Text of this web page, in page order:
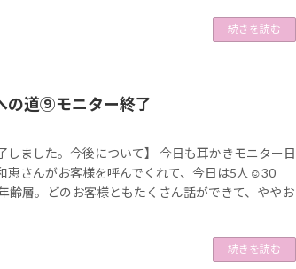
続きを読む
の道⑨モニター終了
しました。今後について】 今日も耳かきモニター日
恵さんがお客様を呼んでくれて、今日は5人☺30
齢層。どのお客様ともたくさん話ができて、ややお
続きを読む